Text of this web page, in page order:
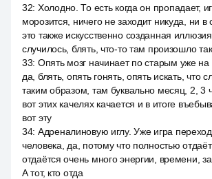
32: Холодно. То есть когда он пропадает,
морозится, ничего не заходит никуда, ни в
это также искусственно созданная иллюзия
случилось, блять, что-то там произошло
33: Опять мозг начинает по старым уже на
да, блять, опять гонять, опять искать, что
таким образом, там буквально месяц, 2, 3
вот этих качелях качается и в итоге
вот эту
34: Адреналиновую иглу. Уже игра
человека, да, потому что полностью
отдаётся очень много энергии, времени,
А тот, кто отда